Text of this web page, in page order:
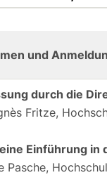
und
durch die
Fritze,
Einführung in
Pasche,